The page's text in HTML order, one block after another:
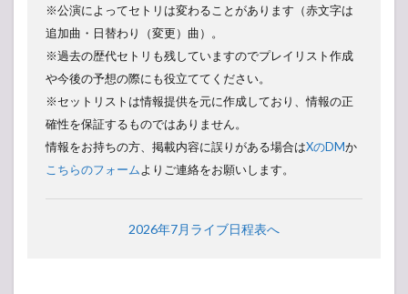
HOTEI〜
“Super Hits
3.2
crazy
Presents
Special
Gig B.C.
ONLY +1
※公演によってセトリは変わることがあります（赤文字は
追加曲・日替わり（変更）曲）。
※過去の歴代セトリも残していますのでプレイリスト作成
や今後の予想の際にも役立ててください。
※セットリストは情報提供を元に作成しており、情報の正
確性を保証するものではありません。
情報をお持ちの方、掲載内容に誤りがある場合はXのDMか
こちらのフォームよりご連絡をお願いします。
2026年7月ライブ日程表へ